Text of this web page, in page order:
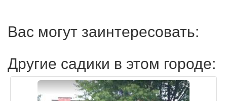
Вас могут заинтересовать:
Другие садики в этом городе: